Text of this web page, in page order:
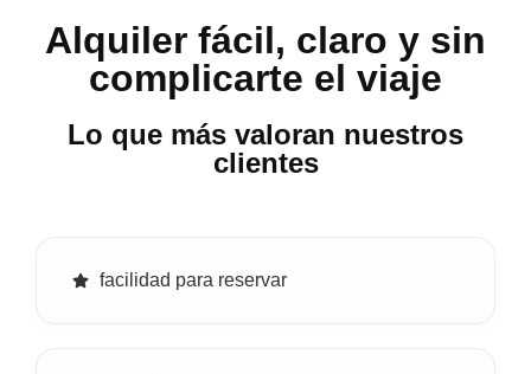
Alquiler fácil, claro y sin
complicarte el viaje
Lo que más valoran nuestros
clientes
facilidad para reservar